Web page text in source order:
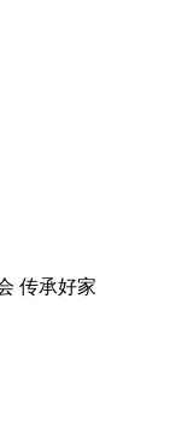
传承好家